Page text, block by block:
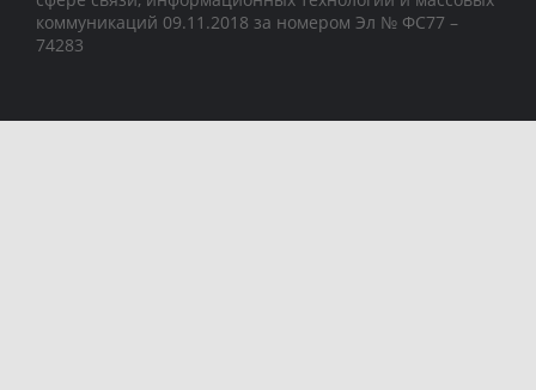
коммуникаций 09.11.2018 за номером Эл № ФС77 –
74283